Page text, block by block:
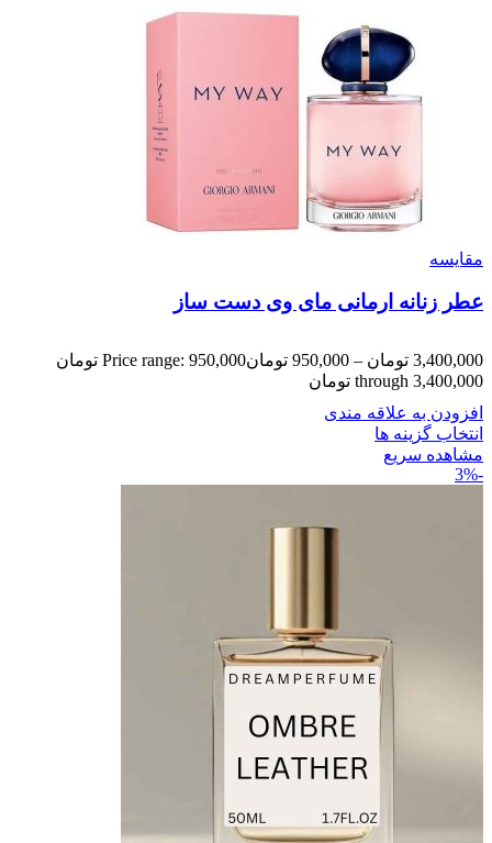
مقایسه
عطر زنانه ارمانی مای وی دست ساز
3,400,000 تومان –
950,000 تومان
Price range: 950,000 تومان
through 3,400,000 تومان
افزودن به علاقه مندی
انتخاب گزینه ها
مشاهده سریع
-3%